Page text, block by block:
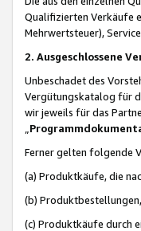
Qualifizierten Verkäufe
Mehrwertsteuer),
2. Ausgeschlossene
Unbeschadet des
Vergütungskatalog für
wir jeweils für das
Ferner gelten folgende
(a) Produktkäufe, die
(b)
(c) Produktkäufe durch